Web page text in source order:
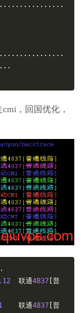
，回国优化，
联通4837 [普
联通4837 [普